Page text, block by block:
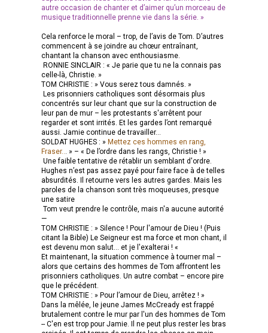
autre occasion de chanter et d’aimer qu’un morceau de
musique traditionnelle prenne vie dans la série. »
Cela renforce le moral – trop, de l’avis de Tom. D’autres
commencent à se joindre au chœur entraînant,
chantant la chanson avec enthousiasme.
RONNIE SINCLAIR : « Je parie que tu ne la connais pas
celle-là, Christie. »
TOM CHRISTIE : » Vous serez tous damnés. »
Les prisonniers catholiques sont désormais plus
concentrés sur leur chant que sur la construction de
leur pan de mur – les protestants s'arrêtent pour
regarder et sont irrités. Et les gardes l’ont remarqué
aussi. Jamie continue de travailler...
SOLDAT HUGHES : » Mettez ces hommes en rang,
Fraser... » – « De l’ordre dans les rangs, Christie ! »
Une faible tentative de rétablir un semblant d'ordre.
Hughes n’est pas assez payé pour faire face à de telles
absurdités. Il retourne vers les autres gardes. Mais les
paroles de la chanson sont très moqueuses, presque
une satire
Tom veut prendre le contrôle, mais n'a aucune autorité
—
TOM CHRISTIE : » Silence ! Pour l'amour de Dieu ! (Puis
citant la Bible) Le Seigneur est ma force et mon chant, il
est devenu mon salut... et je l'exalterai ! «
Et maintenant, la situation commence à tourner mal –
alors que certains des hommes de Tom affrontent les
prisonniers catholiques. Un autre combat – encore pire
que le précédent.
TOM CHRISTIE : » Pour l’amour de Dieu, arrêtez ! »
Dans la mêlée, le jeune James McCready est frappé
brutalement contre le mur par l'un des hommes de Tom
-- C'en est trop pour Jamie. Il ne peut plus rester les bras